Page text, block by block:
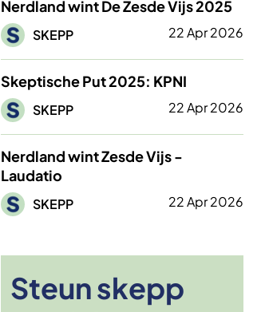
Nerdland wint De Zesde Vijs 2025
Afbeelding
SKEPP 22 Apr 2026
Skeptische Put 2025: KPNI
Afbeelding
SKEPP 22 Apr 2026
Nerdland wint Zesde Vijs -
Laudatio
Afbeelding
SKEPP 22 Apr 2026
Steun skepp